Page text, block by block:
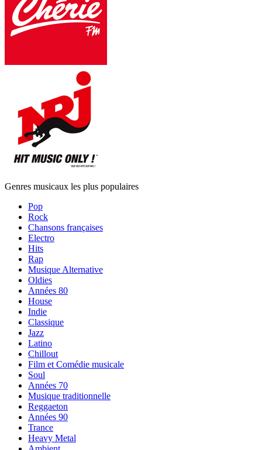
Genres musicaux les plus populaires
Pop
Rock
Chansons françaises
Electro
Hits
Rap
Musique Alternative
Oldies
Années 80
House
Indie
Classique
Jazz
Latino
Chillout
Film et Comédie musicale
Soul
Années 70
Musique traditionnelle
Reggaeton
Années 90
Trance
Heavy Metal